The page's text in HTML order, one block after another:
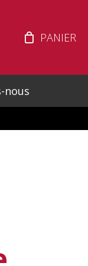
nous